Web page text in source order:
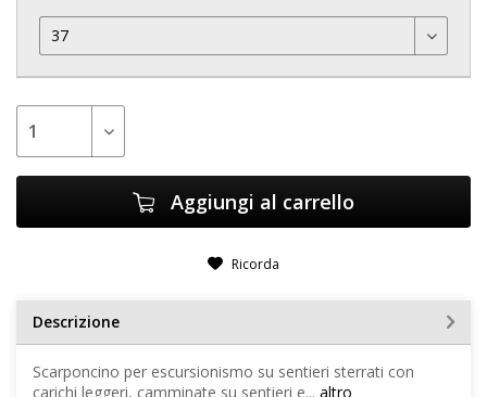
Aggiungi al carrello
Ricorda
Descrizione
Scarponcino per escursionismo su sentieri sterrati con
carichi leggeri, camminate su sentieri e... altro